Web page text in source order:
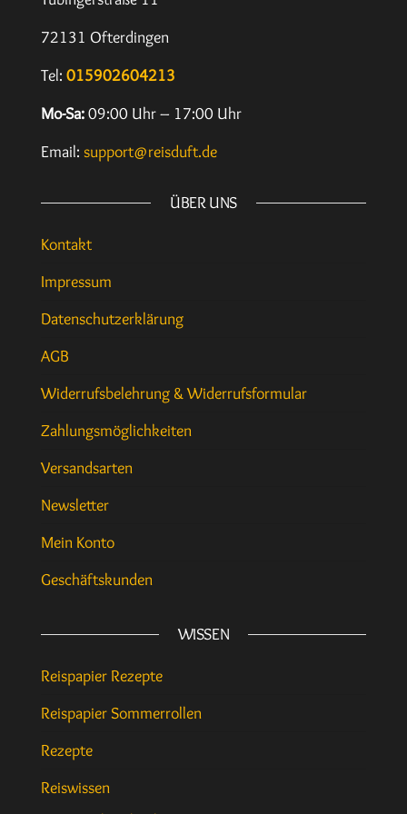
72131 Ofterdingen
Tel: 015902604213
Mo-Sa:09:00 Uhr – 17:00 Uhr
Email: support@reisduft.de
ÜBER UNS
Kontakt
Impressum
Datenschutzerklärung
AGB
Widerrufsbelehrung & Widerrufsformular
Zahlungsmöglichkeiten
Versandsarten
Newsletter
Mein Konto
Geschäftskunden
WISSEN
Reispapier Rezepte
Reispapier Sommerrollen
Rezepte
Reiswissen